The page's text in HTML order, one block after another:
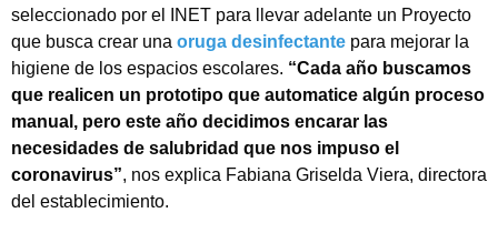
seleccionado por el INET para llevar adelante un Proyecto
que busca crear una oruga desinfectante para mejorar la
higiene de los espacios escolares. “Cada año buscamos
que realicen un prototipo que automatice algún proceso
manual, pero este año decidimos encarar las
necesidades de salubridad que nos impuso el
coronavirus”, nos explica Fabiana Griselda Viera, directora
del establecimiento.